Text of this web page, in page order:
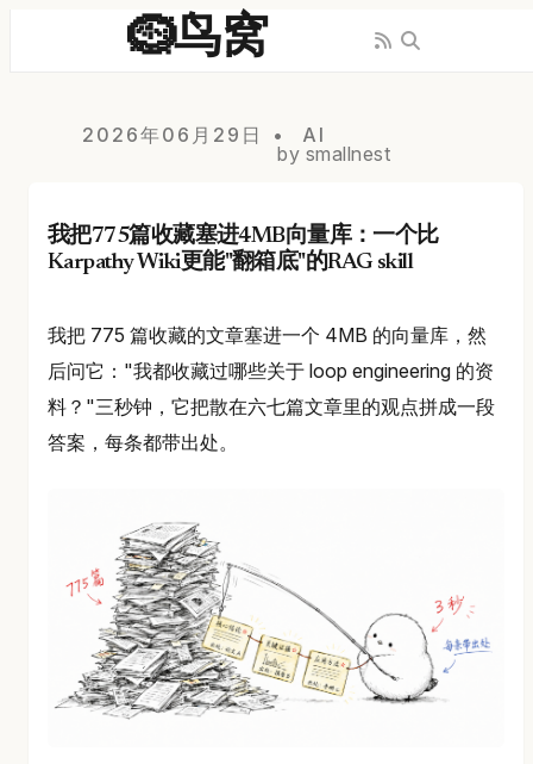
🪹鸟窝
2026年06月29日
AI
by smallnest
我把775篇收藏塞进4MB向量库：一个比
Karpathy Wiki更能"翻箱底"的RAG skill
我把 775 篇收藏的文章塞进一个 4MB 的向量库，然
后问它："我都收藏过哪些关于 loop engineering 的资
料？"三秒钟，它把散在六七篇文章里的观点拼成一段
答案，每条都带出处。